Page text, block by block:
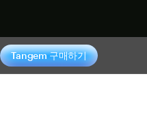
Tangem 구매하기